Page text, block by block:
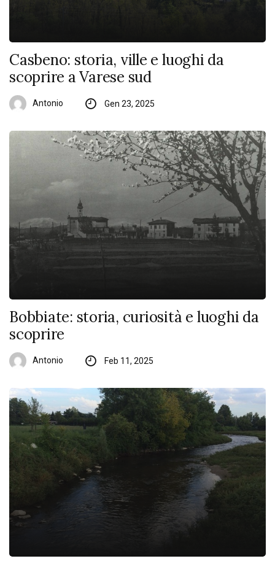
Casbeno: storia, ville e luoghi da
scoprire a Varese sud
Antonio Gen 23, 2025
Bobbiate: storia, curiosità e luoghi da
scoprire
Antonio Feb 11, 2025